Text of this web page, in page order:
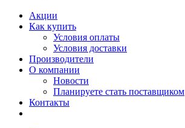
Акции
Как купить
Условия оплаты
Условия доставки
Производители
О компании
Новости
Планируете стать поставщиком
Контакты